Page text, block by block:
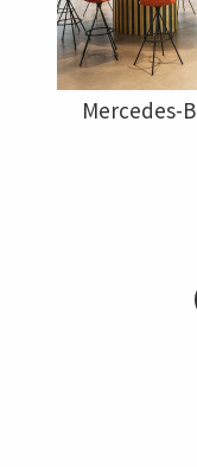
Mercedes-